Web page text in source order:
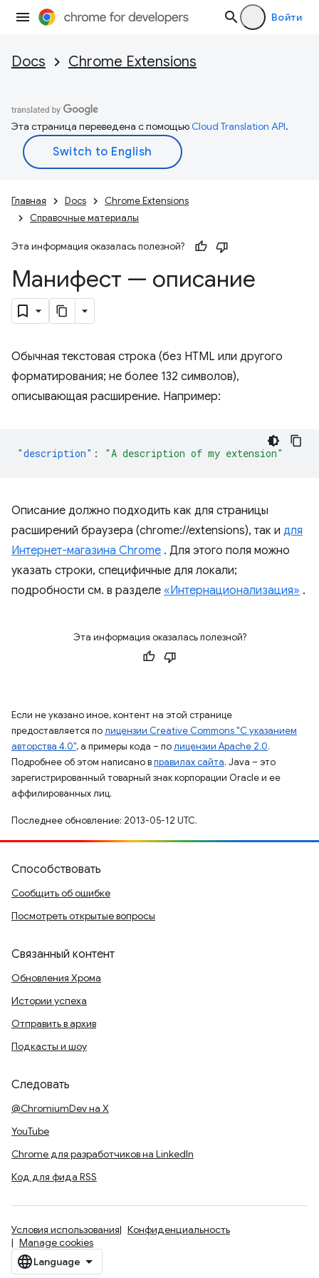
Войти
Docs Chrome Extensions
Эта страница переведена с помощьюCloud Translation API.
Главная Docs
Chrome Extensions
Справочные материалы
Эта информация оказалась полезной?
Манифест — описание
Обычная текстовая строка (без HTML или другого
форматирования; не более 132 символов),
описывающая расширение. Например:
"description" : "A description of my extension"
Описание должно подходить как для страницы
расширений браузера (chrome://extensions), так и для
Интернет-магазина Chrome . Для этого поля можно
указать строки, специфичные для локали;
подробности см. в разделе «Интернационализация» .
Эта информация оказалась полезной?
Если не указано иное, контент на этой странице
предоставляется полицензии Creative Commons "С указанием
авторства 4.0", а примеры кода – полицензии Apache 2.0.
Подробнее об этом написано вправилах сайта. Java – это
зарегистрированный товарный знак корпорации Oracle и ее
аффилированных лиц.
Последнее обновление: 2013-05-12 UTC.
Способствовать
Сообщить об ошибке
Посмотреть открытые вопросы
Связанный контент
Обновления Хрома
Истории успеха
Отправить в архив
Подкасты и шоу
Следовать
@ChromiumDev на X
YouTube
Chrome для разработчиков на LinkedIn
Код для фида RSS
Условия использования
Конфиденциальность
Manage cookies